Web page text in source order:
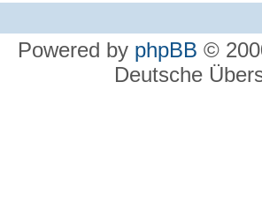
Powered by phpBB ©
Deutsche